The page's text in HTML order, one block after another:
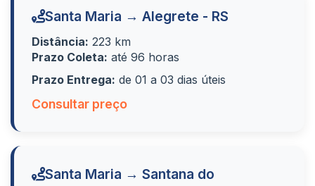
Santa Maria → Alegrete - RS
Distância: 223 km
Prazo Coleta: até 96 horas
Prazo Entrega: de 01 a 03 dias úteis
Consultar preço
Santa Maria → Santana do